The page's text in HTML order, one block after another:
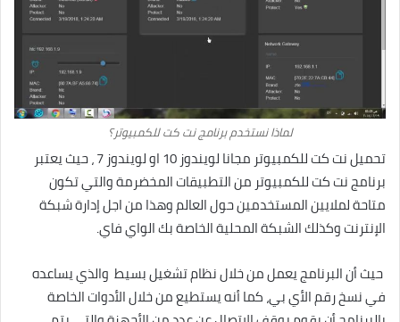
لماذا نستخدم برنامج نت كت للكمبيوتر؟
تحميل نت كت للكمبيوتر مجانا لويندوز 10 او لويندوز 7 ، حيث يعتبر
برنامج نت كت للكمبيوتر من التطبيقات المخضرمة والتي تكون
متاحة لملايين المستخدمين حول العالم وهذا من اجل إدارة شبكة
الإنترنت وكذلك الشبكة المحلية الخاصة بك الواي فاي.
حيث أن البرنامج يعمل من خلال نظام تشغيل بسيط والذي يساعده
في نسخ رقم الأي بي، كما أنه يستطيع من خلال الأدوات الخاصة